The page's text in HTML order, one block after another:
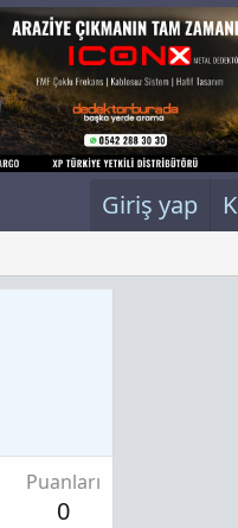
Giriş yap
Puanları
0